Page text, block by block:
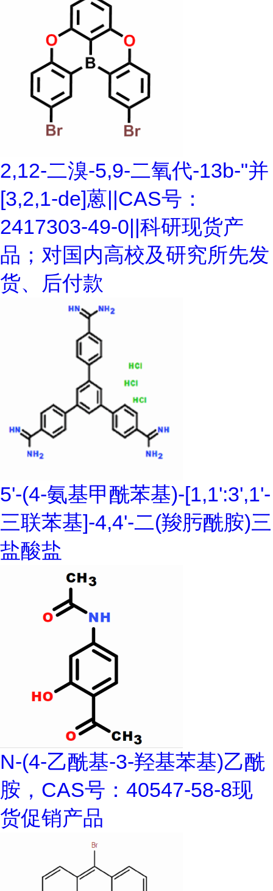
2,12-二溴-5,9-二氧代-13b-"并
[3,2,1-de]蒽||CAS号：
2417303-49-0||科研现货产
品；对国内高校及研究所先发
货、后付款
5'-(4-氨基甲酰苯基)-[1,1':3',1'-
三联苯基]-4,4'-二(羧肟酰胺)三
盐酸盐
N-(4-乙酰基-3-羟基苯基)乙酰
胺，CAS号：40547-58-8现
货促销产品